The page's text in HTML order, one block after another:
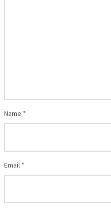
Name *
Email *